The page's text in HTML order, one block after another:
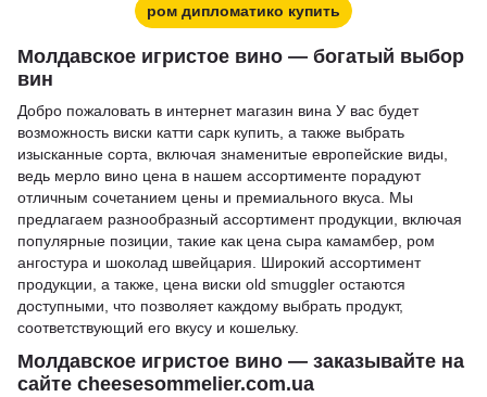
ром дипломатико купить
Молдавское игристое вино — богатый выбор
вин
Добро пожаловать в интернет магазин вина У вас будет
возможность виски катти сарк купить, а также выбрать
изысканные сорта, включая знаменитые европейские виды,
ведь мерло вино цена в нашем ассортименте порадуют
отличным сочетанием цены и премиального вкуса. Мы
предлагаем разнообразный ассортимент продукции, включая
популярные позиции, такие как цена сыра камамбер, ром
ангостура и шоколад швейцария. Широкий ассортимент
продукции, а также, цена виски old smuggler остаются
доступными, что позволяет каждому выбрать продукт,
соответствующий его вкусу и кошельку.
Молдавское игристое вино — заказывайте на
сайте cheesesommelier.com.ua